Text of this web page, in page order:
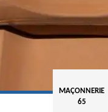
MAÇONNERIE
65